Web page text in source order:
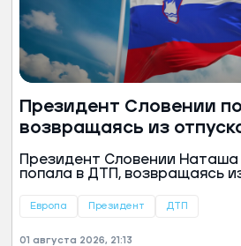
Президент Словении
возвращаясь из
Президент Словении
попала в ДТП, возвращаясь
главы государства.
Европа Президент ДТП
01 августа 2026, 21:13